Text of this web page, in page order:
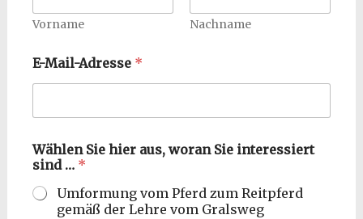
Vorname Nachname
u
s
s
n
d
a
n
E-Mail-Adresse *
Wählen Sie hier aus, woran Sie interessiert
sind … *
Umformung vom Pferd zum Reitpferd
gemäß der Lehre vom Gralsweg